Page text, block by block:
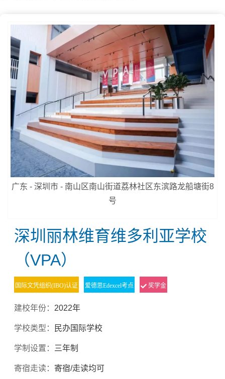
广东 - 深圳市 - 南山区南山街道荔林社区东滨路龙船塘街8
号
深圳丽林维育维多利亚学校
（VPA）
国际文凭组织(IBO)认证 爱德思Edexcel考点 奖学金
建校年份： 2022年
学校类型： 民办国际学校
学制设置： 三年制
寄宿走读： 寄宿/走读均可